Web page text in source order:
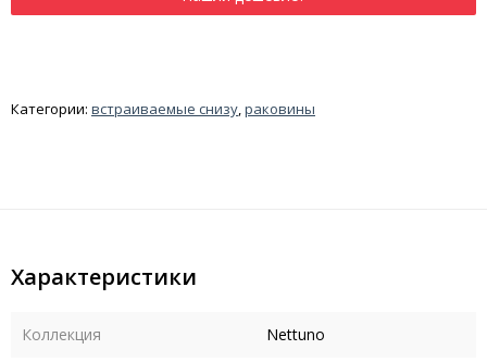
Категории: встраиваемые снизу,раковины
Характеристики
Коллекция Nettuno